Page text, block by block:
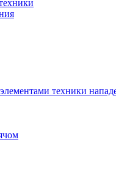
техники